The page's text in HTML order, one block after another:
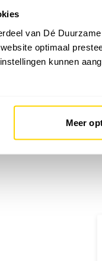
van Dé
optimaal
kunnen
Meer
on Tour